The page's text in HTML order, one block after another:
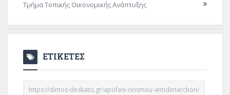
Τμήμα Τοπικής Οικονομικής Ανάπτυξης
ΕΤΙΚΕΤΕΣ
https://dimos-deskatis.gr/apofasi-orismou-antidimarchon/